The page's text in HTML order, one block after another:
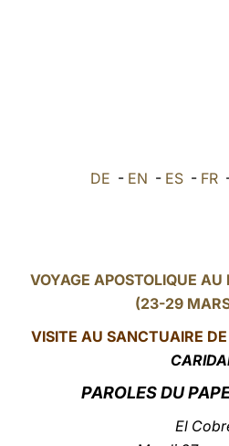
DE - EN - ES - FR
VOYAGE APOSTOLIQUE
(23-29
VISITE AU SANCTUAIRE
PAROLES DU
El